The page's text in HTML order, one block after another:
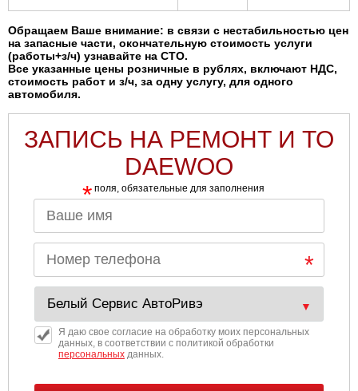
Обращаем Ваше внимание: в связи с нестабильностью цен
на запасные части, окончательную стоимость услуги
(работы+з/ч) узнавайте на СТО.
Все указанные цены розничные в рублях, включают НДС,
стоимость работ и з/ч, за одну услугу, для одного
автомобиля.
ЗАПИСЬ НА РЕМОНТ И ТО
DAEWOO
* поля, обязательные для заполнения
Я даю свое согласие на обработку моих персональных
данных, в соответствии с политикой обработки
персональныхданных.